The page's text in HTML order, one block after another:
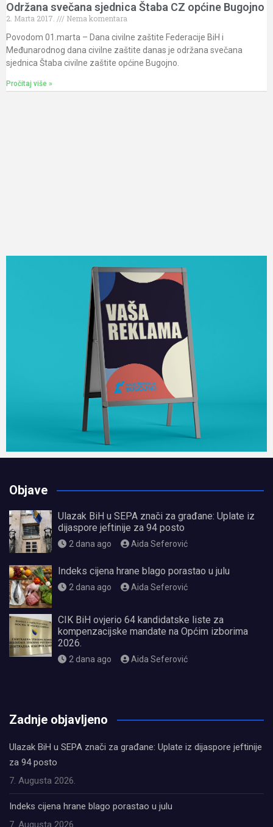
Održana svečana sjednica Štaba CZ općine Bugojno
2. Marta 2017.
Nema komentara
Povodom 01.marta – Dana civilne zaštite Federacije BiH i
Međunarodnog dana civilne zaštite danas je održana svečana
sjednica Štaba civilne zaštite općine Bugojno.
Pročitaj više »
Objave
Ulazak BiH u SEPA znači za građane: Uplate iz
dijaspore jeftinije za 94 posto
2 dana ago Aida Seferović
Indeks cijena hrane blago porastao u julu
2 dana ago Aida Seferović
CIK BiH ovjerio 64 kandidatske liste za
kompenzacijske mandate na Općim izborima
2026.
2 dana ago Aida Seferović
Zadnje objavljeno
Ulazak BiH u SEPA znači za građane: Uplate iz dijaspore jeftinije
za 94 posto
7. Augusta 2026.
Indeks cijena hrane blago porastao u julu
7. Augusta 2026.